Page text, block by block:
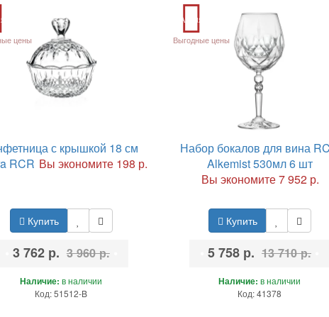
цены
с крышкой 18 см
RCR Вы экономите 198 р.
Купить
3 762 р. 3 960 р.
Наличие: в наличии
Код: 51512-B
Акция
Выгодные цены
Набор бокалов для вина
Alkemist 530мл 6 шт
Вы экономите 7 952 р.
Купить
5 758 р. 13 710 р.
Наличие: в наличии
Код: 41378